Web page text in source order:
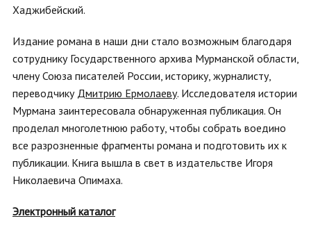
Хаджибейский.
Издание романа в наши дни стало возможным благодаря
сотруднику Государственного архива Мурманской области,
члену Союза писателей России, историку, журналисту,
переводчику Дмитрию Ермолаеву. Исследователя истории
Мурмана заинтересовала обнаруженная публикация. Он
проделал многолетнюю работу, чтобы собрать воедино
все разрозненные фрагменты романа и подготовить их к
публикации. Книга вышла в свет в издательстве Игоря
Николаевича Опимаха.
Электронный каталог